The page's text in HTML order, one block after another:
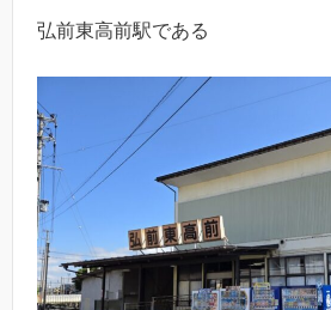
弘前東高前駅である